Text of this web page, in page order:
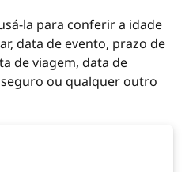
la para conferir a idade
data de evento, prazo de
de viagem, data de
ou qualquer outro